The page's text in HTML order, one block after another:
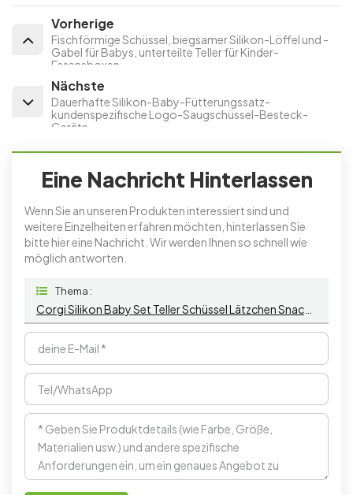
Vorherige
Fischförmige Schüssel, biegsamer Silikon-Löffel und -
Gabel für Babys, unterteilte Teller für Kinder-
Essensboxen
Nächste
Dauerhafte Silikon-Baby-Fütterungssatz-
kundenspezifische Logo-Saugschüssel-Besteck-
Geräte
Eine Nachricht Hinterlassen
Wenn Sie an unseren Produkten interessiert sind und
weitere Einzelheiten erfahren möchten, hinterlassen Sie
bitte hier eine Nachricht. Wir werden Ihnen so schnell wie
möglich antworten.
Thema :